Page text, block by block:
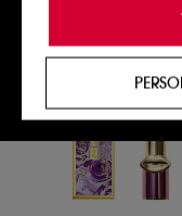
de vous offrir
personnalisée
produits, des
proposer des
votre profil.
Cookies
utilisés pour
de vous plaire